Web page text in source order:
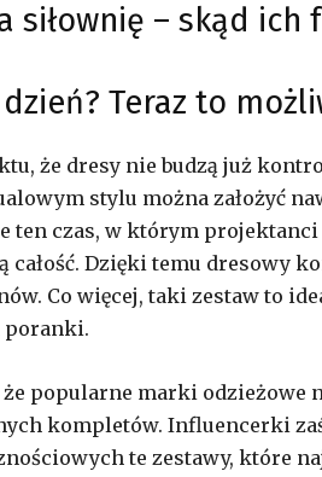
siłownię – skąd ich
Teraz to
że dresy nie budzą już
stylu można założyć
ten czas, w którym
całość. Dzięki temu dresowy
Co więcej, taki zestaw to
poranki.
że popularne marki
kompletów. Influencerki
te zestawy, które